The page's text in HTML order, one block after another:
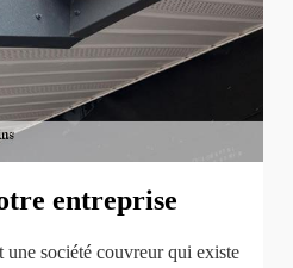
entreprise
société couvreur qui existe